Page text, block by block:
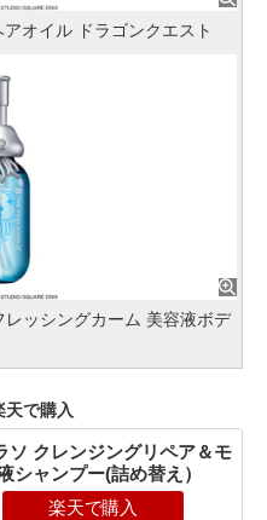
オイル ドラゴンクエスト
ッシングカーム 美容液ボデ
で購入
ソ クレンジングリペア＆モ
シャンプー(詰め替え）
楽天で購入